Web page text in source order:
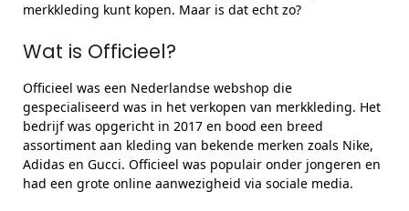
merkkleding kunt kopen. Maar is dat echt zo?
Wat is Officieel?
Officieel was een Nederlandse webshop die
gespecialiseerd was in het verkopen van merkkleding. Het
bedrijf was opgericht in 2017 en bood een breed
assortiment aan kleding van bekende merken zoals Nike,
Adidas en Gucci. Officieel was populair onder jongeren en
had een grote online aanwezigheid via sociale media.